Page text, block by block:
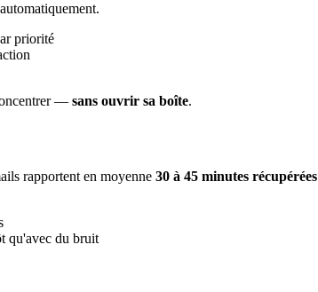
priorité
— sans ouvrir sa boîte.
rapportent en moyenne 30 à 45 minutes récupérées
qu'avec du bruit